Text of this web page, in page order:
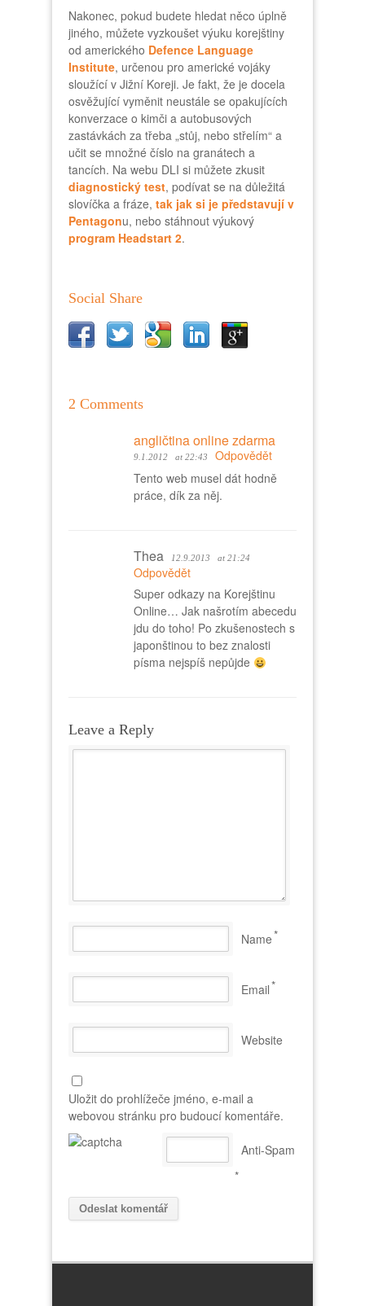
Nakonec, pokud budete hledat něco úplně
jiného, můžete vyzkoušet výuku korejštiny
od amerického Defence Language
Institute, určenou pro americké vojáky
sloužící v Jižní Koreji. Je fakt, že je docela
osvěžující vyměnit neustále se opakujících
konverzace o kimči a autobusových
zastávkách za třeba „stůj, nebo střelím“ a
učit se množné číslo na granátech a
tancích. Na webu DLI si můžete zkusit
diagnostický test, podívat se na důležitá
slovíčka a fráze, tak jak si je představují v
Pentagonu, nebo stáhnout výukový
program Headstart 2.
Social Share
2 Comments
angličtina online zdarma
9.1.2012 at 22:43
Odpovědět
Tento web musel dát hodně
práce, dík za něj.
Thea 12.9.2013 at 21:24
Odpovědět
Super odkazy na Korejštinu
Online… Jak našrotím abecedu
jdu do toho! Po zkušenostech s
japonštinou to bez znalosti
písma nejspíš nepůjde
Leave a Reply
Name*
Email*
Website
Uložit do prohlížeče jméno, e-mail a
webovou stránku pro budoucí komentáře.
Anti-Spam
*